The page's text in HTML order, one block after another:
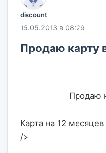
discount
15.05.2013 в 08:29
Продаю карту
Карта на 12
/>